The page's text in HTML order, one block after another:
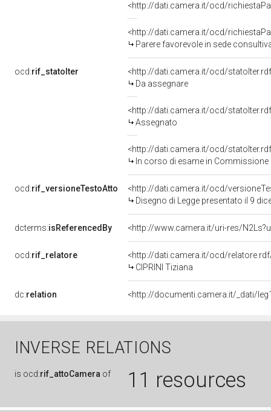
<http://dati.camera.it/ocd/
<http://dati.camera.it/ocd/
Parere favorevole in sede
ocd:rif_statoIter
<http://dati.camera.it/ocd/
Da assegnare
<http://dati.camera.it/ocd/
Assegnato
<http://dati.camera.it/ocd/
In corso di esame in Commissione
ocd:rif_versioneTestoAtto
<http://dati.camera.it/ocd/
Disegno di Legge presentato il 9
dcterms:isReferencedBy <http://www.camera.it/uri-res/
ocd:rif_relatore
<http://dati.camera.it/ocd/
CIPRINI Tiziana
dc:relation <http://documenti.camera.it/_dati/
INVERSE RELATIONS
is ocd:rif_attoCamera of 11 resources